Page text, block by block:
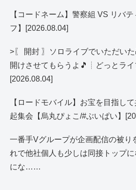
【コードネーム】警察組 VS リバ
フ】[2026.08.04]
>〖 開封 〗ソロライブでいただい
開けさせてもらうよ🎵┊どっとライ
[2026.08.04]
【ロードモバイル】お宝を目指し
起集会【烏丸ぴょこ/#ぶいぱい】
一番手Vグループが企画配信の被り
れで他社個人も少しは同接トップ
にな……